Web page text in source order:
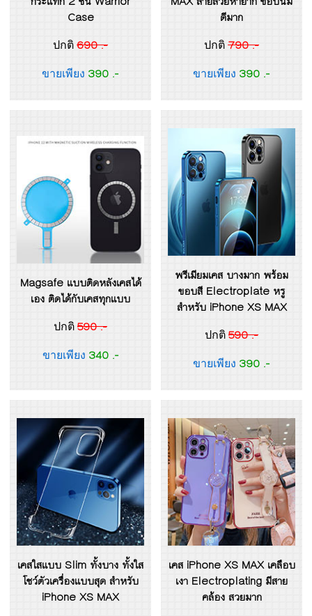
Case
ปกติ 690 .-
ขายเพียง 390 .-
ดีมาก
ปกติ 790 .-
ขายเพียง 390 .-
Magsafe แบบติดหลังเคสได้
เอง ติดได้กับเคสทุกแบบ
ปกติ 590 .-
ขายเพียง 340 .-
พรีเมียมเคส บางมาก พร้อม
ขอบสี Electroplate หรู
สำหรับ iPhone XS MAX
ปกติ 590 .-
ขายเพียง 390 .-
เคสใสแบบ Slim ทั้งบาง ทั้งใส
โชว์ตัวเครื่องแบบสุด สำหรับ
iPhone XS MAX
เคส iPhone XS MAX เคลือบ
เงา Electroplating มีสาย
คล้อง สวยมาก